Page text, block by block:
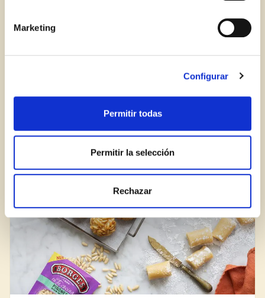
Marketing
Configurar
Permitir todas
Permitir la selección
Rechazar
Panellets semáforo